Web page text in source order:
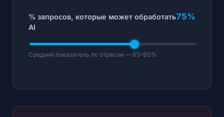
% запросов, которые может обработать
AI
75%
Средний показатель по отрасли — 65–80%